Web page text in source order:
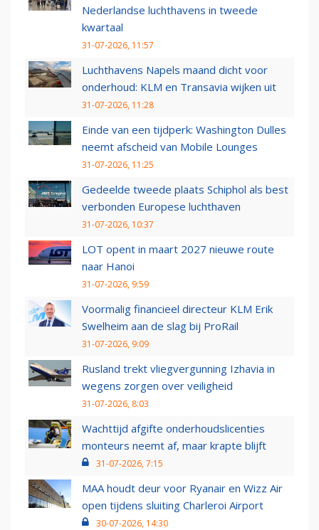
Nederlandse luchthavens in tweede
kwartaal
31-07-2026, 11:57
Luchthavens Napels maand dicht voor
onderhoud: KLM en Transavia wijken uit
31-07-2026, 11:28
Einde van een tijdperk: Washington Dulles
neemt afscheid van Mobile Lounges
31-07-2026, 11:25
Gedeelde tweede plaats Schiphol als best
verbonden Europese luchthaven
31-07-2026, 10:37
LOT opent in maart 2027 nieuwe route
naar Hanoi
31-07-2026, 9:59
Voormalig financieel directeur KLM Erik
Swelheim aan de slag bij ProRail
31-07-2026, 9:09
Rusland trekt vliegvergunning Izhavia in
wegens zorgen over veiligheid
31-07-2026, 8:03
Wachttijd afgifte onderhoudslicenties
monteurs neemt af, maar krapte blijft
31-07-2026, 7:15
MAA houdt deur voor Ryanair en Wizz Air
open tijdens sluiting Charleroi Airport
30-07-2026, 14:30